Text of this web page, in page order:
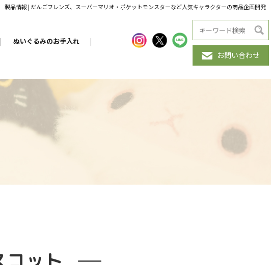
製品情報 | だんごフレンズ、スーパーマリオ・ポケットモンスターなど人気キャラクターの商品企画開発
| ぬいぐるみのお手入れ |
お問い合わせ